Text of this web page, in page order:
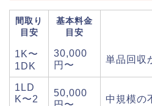
間取り
目安
基本料金
目安
1K〜
1DK
30,000
円〜
単品回収
1LD
K〜2
50,000
中規模の